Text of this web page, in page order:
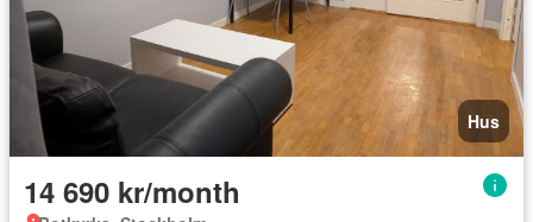
Hus
14 690 kr/month